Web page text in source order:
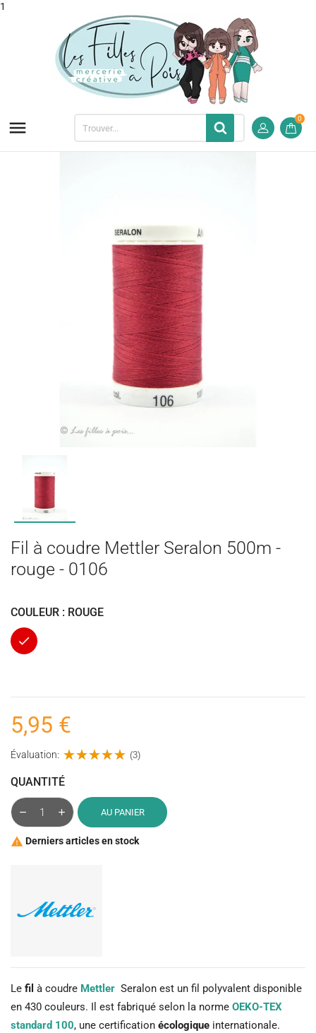
1
 0
Fil à coudre Mettler Seralon 500m -
rouge - 0106
COULEUR : ROUGE
Rouge
5,95 €
Évaluation: (3)
QUANTITÉ
AU PANIER
 Derniers articles en stock
Le fil à coudre Mettler Seralon est un fil polyvalent disponible
en 430 couleurs. Il est fabriqué selon la norme OEKO-TEX
standard 100, une certification écologique internationale.